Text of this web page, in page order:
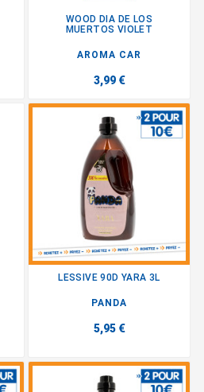
WOOD DIA DE LOS
MUERTOS VIOLET
AROMA CAR
3,99 €
LESSIVE 90D YARA 3L
PANDA
5,95 €